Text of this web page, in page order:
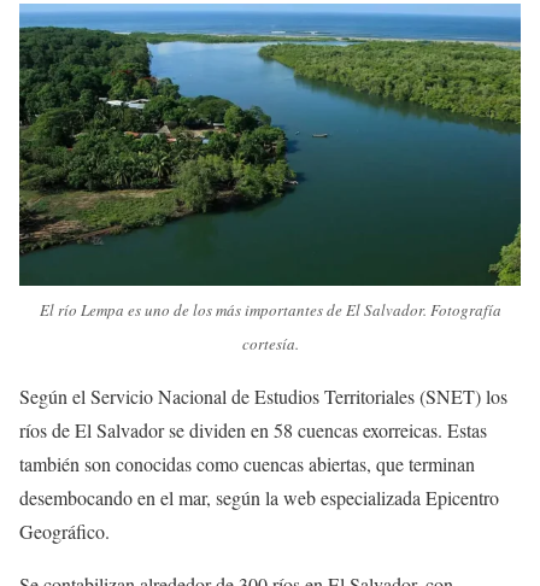
El río Lempa es uno de los más importantes de El Salvador. Fotografía
cortesía.
Según el Servicio Nacional de Estudios Territoriales (SNET) los
ríos de El Salvador se dividen en 58 cuencas exorreicas. Estas
también son conocidas como cuencas abiertas, que terminan
desembocando en el mar, según la web especializada Epicentro
Geográfico.